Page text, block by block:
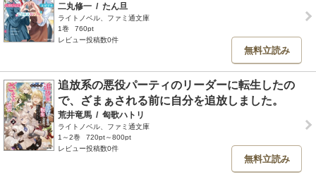
二丸修一 / たん旦
ライトノベル、ファミ通文庫
1巻
760pt
レビュー投稿数0件
無料立読み
追放系の悪役パーティのリーダーに転生したの
で、ざまぁされる前に自分を追放しました。
荒井竜馬 / 匈歌ハトリ
ライトノベル、ファミ通文庫
1～2巻
720pt～800pt
レビュー投稿数0件
無料立読み